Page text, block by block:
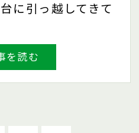
に引っ越してきて
を読む